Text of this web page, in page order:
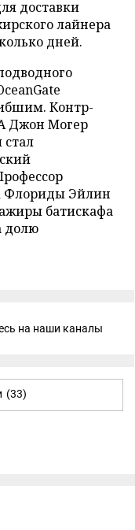
доставки
лайнера
дней.
Контр-
Джон Могер
Флориды Эйлин
батискафа
долю
на наши каналы
(33)